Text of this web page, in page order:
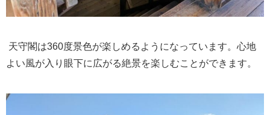
天守閣は360度景色が楽しめるようになっています。心地
よい風が入り眼下に広がる絶景を楽しむことができます。